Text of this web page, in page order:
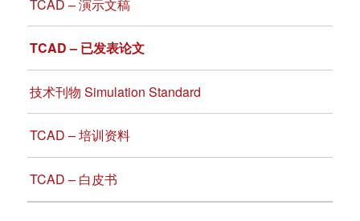
TCAD – 演示文稿
TCAD – 已发表论文
技术刊物 Simulation Standard
TCAD – 培训资料
TCAD – 白皮书